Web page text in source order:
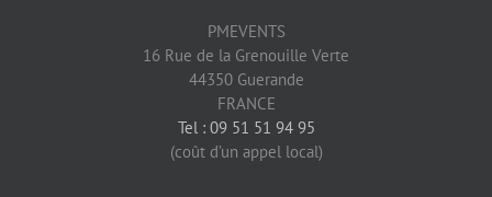
PMEVENTS
16 Rue de la Grenouille Verte
44350 Guerande
FRANCE
Tel : 09 51 51 94 95
(coût d’un appel local)